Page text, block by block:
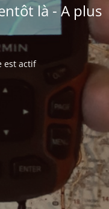
là - A plus
est actif